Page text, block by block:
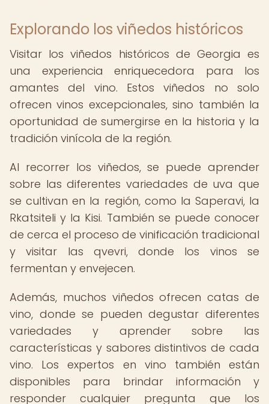
Explorando los viñedos históricos
Visitar los viñedos históricos de Georgia es
una experiencia enriquecedora para los
amantes del vino. Estos viñedos no solo
ofrecen vinos excepcionales, sino también la
oportunidad de sumergirse en la historia y la
tradición vinícola de la región.
Al recorrer los viñedos, se puede aprender
sobre las diferentes variedades de uva que
se cultivan en la región, como la Saperavi, la
Rkatsiteli y la Kisi. También se puede conocer
de cerca el proceso de vinificación tradicional
y visitar las qvevri, donde los vinos se
fermentan y envejecen.
Además, muchos viñedos ofrecen catas de
vino, donde se pueden degustar diferentes
variedades y aprender sobre las
características y sabores distintivos de cada
vino. Los expertos en vino también están
disponibles para brindar información y
responder cualquier pregunta que los